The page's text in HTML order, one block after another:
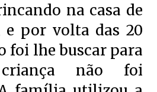
na casa de
e por volta das 20
foi lhe buscar para
não foi